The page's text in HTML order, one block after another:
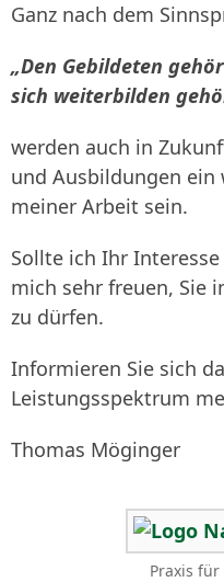
Ganz nach dem
„Den Gebildeten
sich weiterbilden
werden auch in
und Ausbildungen
meiner Arbeit sein.
Sollte ich Ihr
mich sehr freuen, Sie
zu dürfen.
Informieren Sie sich
Leistungsspektrum
Thomas Möginger
Praxis